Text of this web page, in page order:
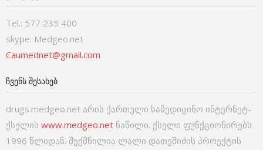
Tel.: 577 235 400
skype: Medgeo.net
Caumednet@gmail.com
ᲩᲕᲔᲜᲡ ᲨᲔᲡᲐᲮᲔᲑ
drugs.medgeo.net არის ქართული სამედიცინო ინტერნეტ-
ქსელის www.medgeo.net ნაწილი. ქსელი ფუნქციონირებს
1996 წლიდან. შექმნილია ლალი დათეშიძის პროექტის